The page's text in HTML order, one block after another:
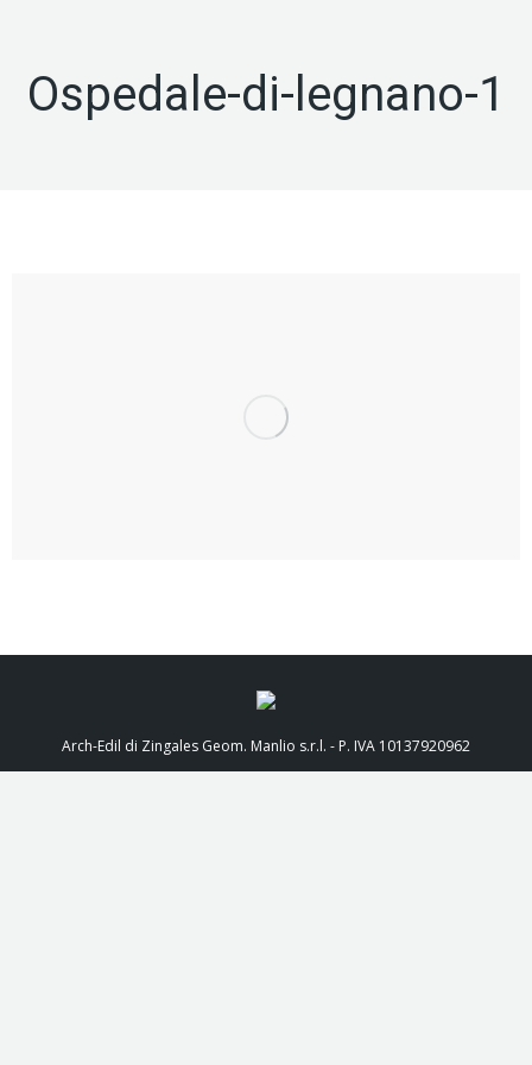
Ospedale-di-legnano-1
Arch-Edil di Zingales Geom. Manlio s.r.l. - P. IVA 10137920962